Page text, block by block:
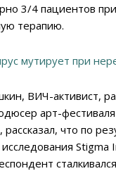
3/4 пациентов
терапию.
ВИЧ-активист,
арт-
рассказал, что по
Stigma